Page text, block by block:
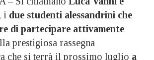
i due studenti alessandrini che
di partecipare attivamente
prestigiosa rassegna
che si terrà il prossimo luglio a